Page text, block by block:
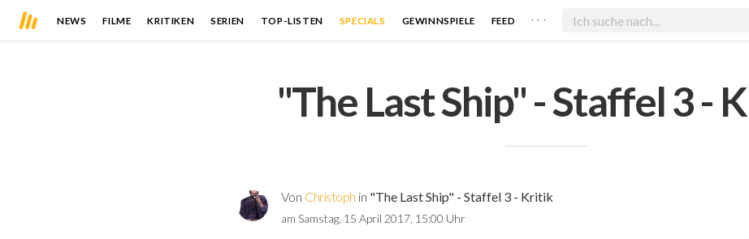
NEWS FILME KRITIKEN SERIEN TOP-LISTEN SPECIALS GEWINNSPIELE FEED . . .
"The Last Ship" - Staffel 3 -
Von Christoph in "The Last Ship" - Staffel 3 - Kritik
am Samstag, 15 April 2017, 15:00 Uhr